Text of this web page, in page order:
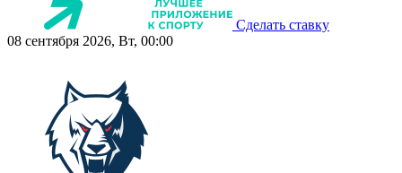
Сделать ставку
08 сентября 2026, Вт, 00:00